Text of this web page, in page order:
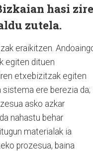
hasi
zutela.
eraikitzen.
egiten dituen
etxebizitzak egiten
ere berezia da;
asko azkar
nahastu behar
materialak ia
prozesua, baina